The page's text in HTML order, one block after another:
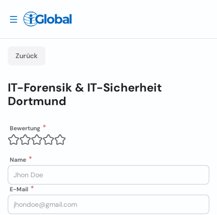
Zurück
IT-Forensik & IT-Sicherheit
Dortmund
Bewertung
Name
E-Mail